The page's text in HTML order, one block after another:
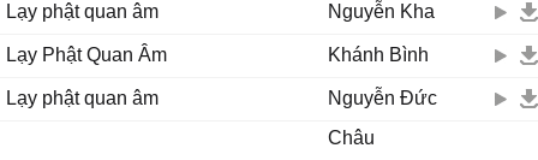
Lạy phật quan âm
Nguyễn Kha
Lạy Phật Quan Âm Khánh Bình
Lạy phật quan âm Nguyễn Đức
Châu